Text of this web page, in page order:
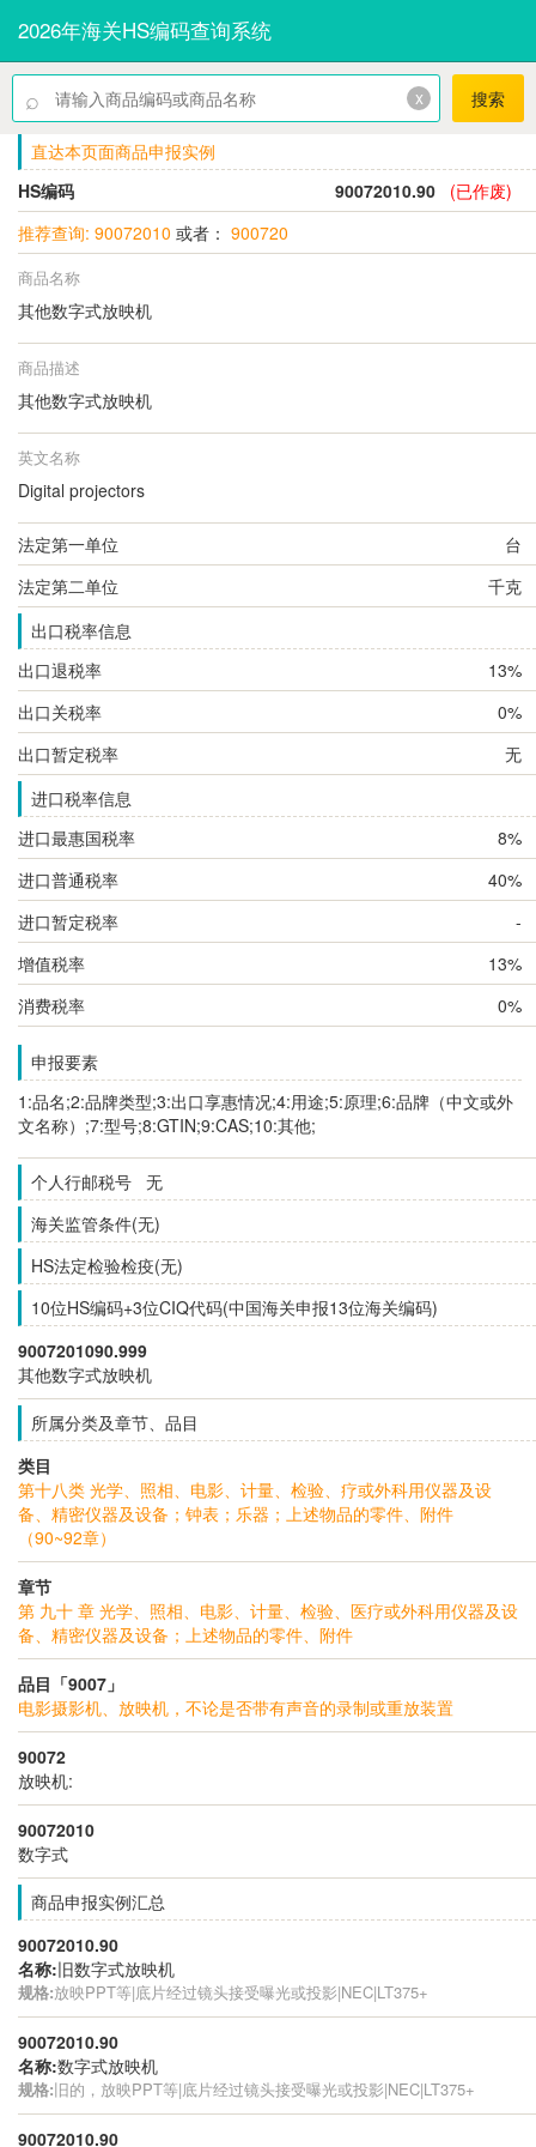
2026年海关HS编码查询系统
⌕ x 搜索
直达本页面商品申报实例
HS编码
90072010.90
(已作废)
推荐查询: 90072010 或者： 900720
商品名称
其他数字式放映机
商品描述
其他数字式放映机
英文名称
Digital projectors
法定第一单位
台
法定第二单位
千克
出口税率信息
出口退税率
13%
出口关税率
0%
出口暂定税率
无
进口税率信息
进口最惠国税率
8%
进口普通税率
40%
进口暂定税率
-
增值税率
13%
消费税率
0%
申报要素
1:品名;2:品牌类型;3:出口享惠情况;4:用途;5:原理;6:品牌（中文或外
文名称）;7:型号;8:GTIN;9:CAS;10:其他;
个人行邮税号 无
海关监管条件(无)
HS法定检验检疫(无)
10位HS编码+3位CIQ代码(中国海关申报13位海关编码)
9007201090.999
其他数字式放映机
所属分类及章节、品目
类目
第十八类 光学、照相、电影、计量、检验、疗或外科用仪器及设
备、精密仪器及设备；钟表；乐器；上述物品的零件、附件
（90~92章）
章节
第 九十 章 光学、照相、电影、计量、检验、医疗或外科用仪器及设
备、精密仪器及设备；上述物品的零件、附件
品目「9007」
电影摄影机、放映机，不论是否带有声音的录制或重放装置
90072
放映机:
90072010
数字式
商品申报实例汇总
90072010.90
名称:旧数字式放映机
规格:放映PPT等|底片经过镜头接受曝光或投影|NEC|LT375+
90072010.90
名称:数字式放映机
规格:旧的，放映PPT等|底片经过镜头接受曝光或投影|NEC|LT375+
90072010.90